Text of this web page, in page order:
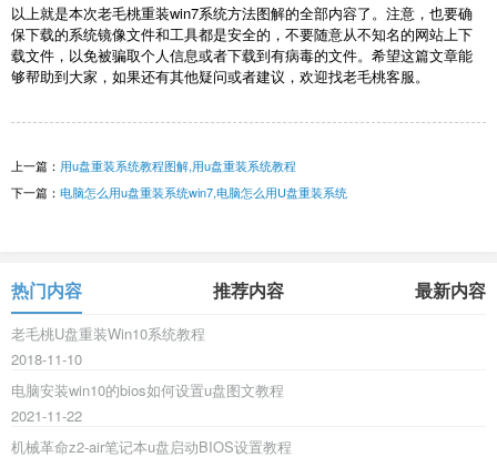
以上就是本次老毛桃重装win7系统方法图解的全部内容了。注意，也要确
保下载的系统镜像文件和工具都是安全的，不要随意从不知名的网站上下
载文件，以免被骗取个人信息或者下载到有病毒的文件。希望这篇文章能
够帮助到大家，如果还有其他疑问或者建议，欢迎找老毛桃客服。
上一篇： 用u盘重装系统教程图解,用u盘重装系统教程
下一篇： 电脑怎么用u盘重装系统win7,电脑怎么用U盘重装系统
热门内容 推荐内容 最新内容
老毛桃U盘重装Win10系统教程
2018-11-10
电脑安装win10的bios如何设置u盘图文教程
2021-11-22
机械革命z2-air笔记本u盘启动BIOS设置教程